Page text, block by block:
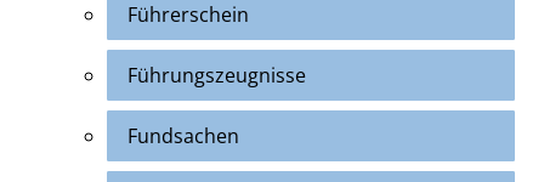
Führerschein
Führungszeugnisse
Fundsachen